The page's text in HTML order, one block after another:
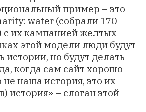
пример – это
water (собрали 170
с их кампанией желтых
этой модели люди будут
истории, но будут делать
когда сам сайт хорошо
не наша история, это их
история» – слоган этой